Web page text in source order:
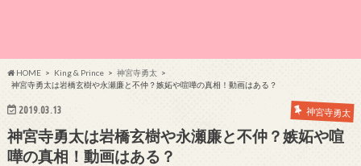
HOME King & Prince
神宮寺勇太
神宮寺勇太は岩橋玄樹や永瀬廉と不仲？嫉妬や喧嘩の真相！動画はある？
2019.03.13 神宮寺勇太
神宮寺勇太は岩橋玄樹や永瀬廉と不仲？嫉妬や喧
嘩の真相！動画はある？